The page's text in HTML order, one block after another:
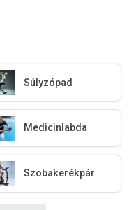
Súlyzópad
Medicinlabda
Szobakerékpár